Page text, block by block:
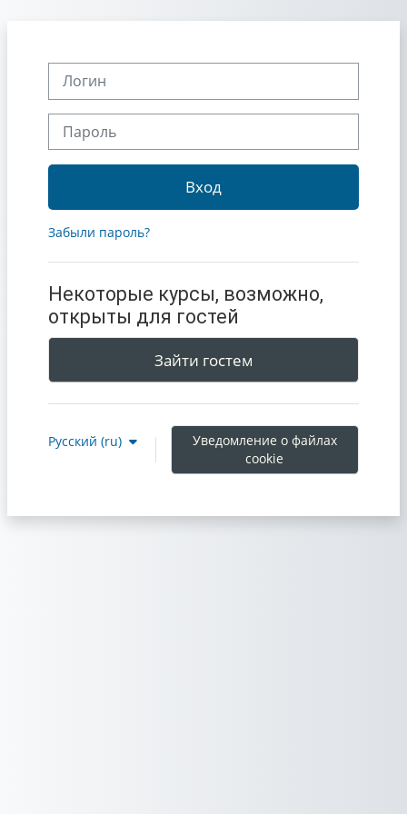
Вход
Забыли пароль?
Некоторые курсы, возможно,
открыты для гостей
Зайти гостем
Русский ‎(ru)‎
Уведомление о файлах
cookie